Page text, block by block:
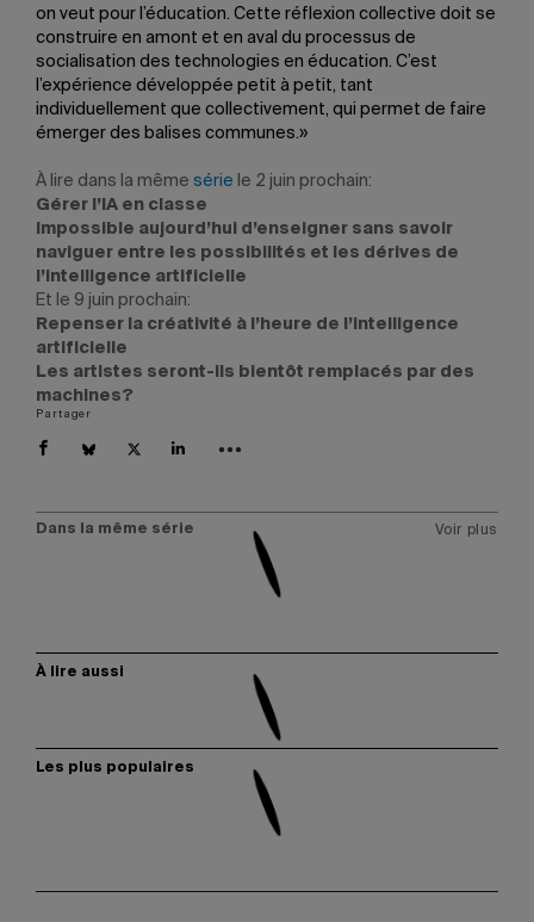
on veut pour l’éducation. Cette réflexion collective doit se
construire en amont et en aval du processus de
socialisation des technologies en éducation. C’est
l’expérience développée petit à petit, tant
individuellement que collectivement, qui permet de faire
émerger des balises communes.»
À lire dans la même série le 2 juin prochain:
Gérer l’IA en classe
Impossible aujourd’hui d’enseigner sans savoir
naviguer entre les possibilités et les dérives de
l’intelligence artificielle
Et le 9 juin prochain:
Repenser la créativité à l’heure de l’intelligence
artificielle
Les artistes seront-ils bientôt remplacés par des
machines?
Partager
Dans la même série Voir plus
À lire aussi
Les plus populaires